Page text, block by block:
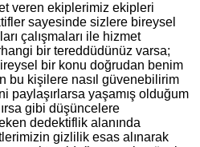
veren ekiplerimiz ekipleri
sayesinde sizlere bireysel
çalışmaları ile hizmet
bir tereddüdünüz varsa;
bir konu doğrudan benim
bu kişilere nasıl güvenebilirim
paylaşırlarsa yaşamış olduğum
gibi düşüncelere
dedektiflik alanında
gizlilik esas alınarak